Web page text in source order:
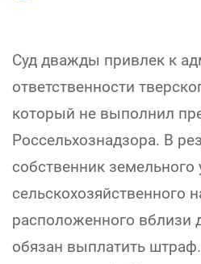
Суд дважды привлек к
ответственности
который не выполнил
Россельхознадзора. В
собственник земельного
сельскохозяйственного
расположенного вблизи
обязан выплатить